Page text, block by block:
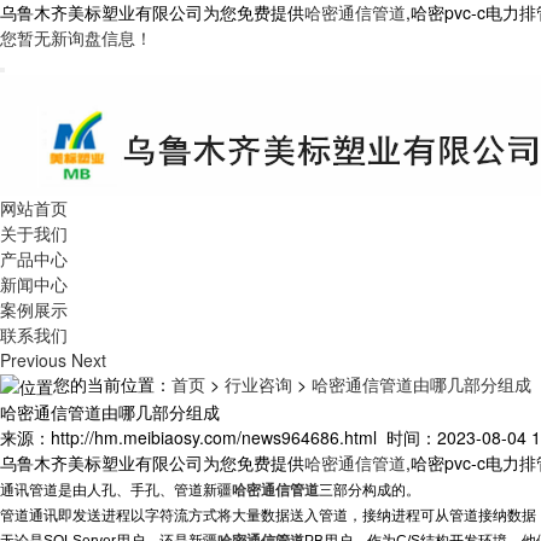
乌鲁木齐美标塑业有限公司为您免费提供哈密通信管道,哈密pvc-c电力
您暂无新询盘信息！
网站首页
关于我们
产品中心
新闻中心
案例展示
联系我们
Previous Next
您的当前位置： 首页 > 行业咨询 > 哈密通信管道由哪几部分组成
哈密通信管道由哪几部分组成
来源：http://hm.meibiaosy.com/news964686.html 时间：2023-08-04
乌鲁木齐美标塑业有限公司为您免费提供哈密通信管道,哈密pvc-c电力
通讯管道是由人孔、手孔、管道新疆哈密通信管道三部分构成的。
管道通讯即发送进程以字符流方式将大量数据送入管道，接纳进程可从管道接纳数